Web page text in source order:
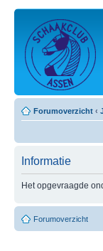
Forumoverzicht ‹
Informatie
Het opgevraagde
Forumoverzicht